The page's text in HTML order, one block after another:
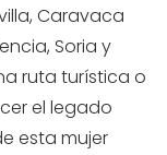
Caravaca
Soria y
ruta turística o
el legado
esta mujer